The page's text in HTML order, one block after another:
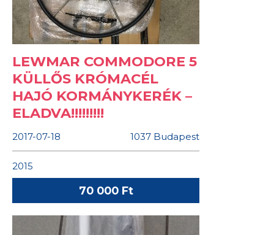
LEWMAR COMMODORE 5
KÜLLŐS KRÓMACÉL
HAJÓ KORMÁNYKERÉK –
ELADVA!!!!!!!!!
2017-07-18 1037 Budapest
2015
70 000 Ft